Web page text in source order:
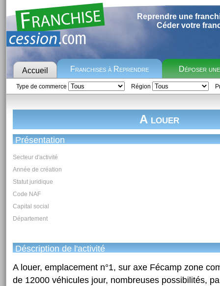
Reprendre une
Céder votre
Accueil Franchises à Reprendre Déposer
Type de commerce Région
A louer
Présentation
Secteur d'activité
Année de création
Statut juridique
Code NAF
Capital social
Département
Déscription de l'activité
A louer, emplacement n°1, sur axe Fécamp zone
de 12000 véhicules jour, nombreuses possibilités,